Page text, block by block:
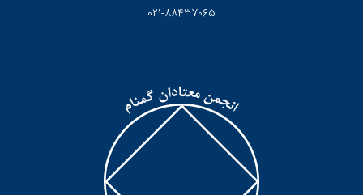
021-88437065